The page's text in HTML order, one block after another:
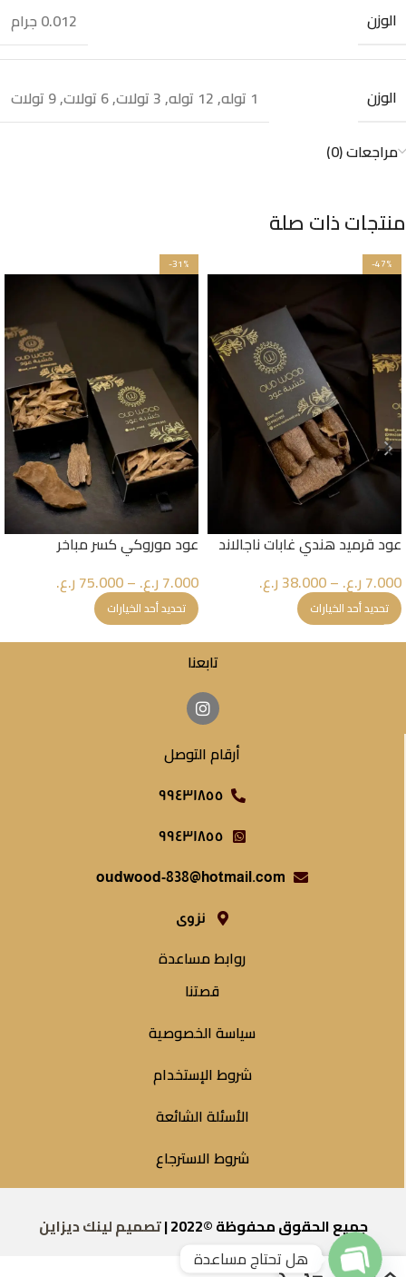
الوزن
0.012 جرام
الوزن 1 توله ,12 توله ,3 تولات ,6 تولات ,9 تولات
مراجعات (0)
منتجات ذات صلة
-47%
عود قرميد هندي غابات ناجالاند
7.000ر.ع. –
38.000ر.ع.
تحديد أحد الخيارات
-31%
عود موروكي كسر مباخر
7.000ر.ع. –
75.000ر.ع.
تحديد أحد الخيارات
تابعنا
أرقام التوصل
٩٩٤٣١٨٥٥
٩٩٤٣١٨٥٥
oudwood-838@hotmail.com
نزوى
روابط مساعدة
قصتنا
سياسة الخصوصية
شروط الإستخدام
الأسئلة الشائعة
شروط الاسترجاع
جميع الحقوق محفوظة ©2022 | تصميم لينك ديزاين
هل تحتاج مساعدة